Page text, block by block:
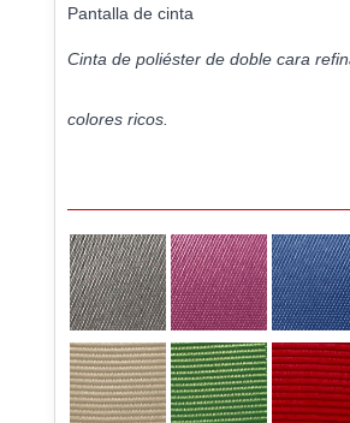
Pantalla de cinta
Cinta de poliéster de doble cara
colores ricos.